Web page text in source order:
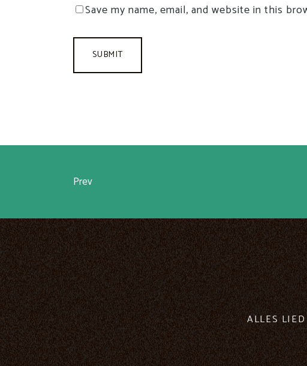
Save my name, email, and website in this
Prev
ALLES LIED